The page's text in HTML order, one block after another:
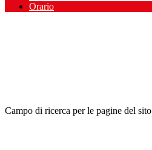
Orario
Campo di ricerca per le pagine del sito